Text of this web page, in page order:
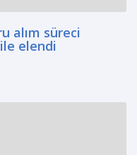
alım süreci
elendi